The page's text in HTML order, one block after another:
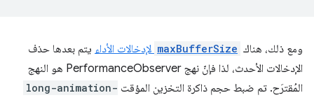
ومع ذلك، هناك maxBufferSize لإدخالات الأداء يتم بعدها حذف
الإدخالات الأحدث، لذا فإنّ نهج PerformanceObserver هو النهج
المُقترَح. تم ضبط حجم ذاكرة التخزين المؤقت long-animation-